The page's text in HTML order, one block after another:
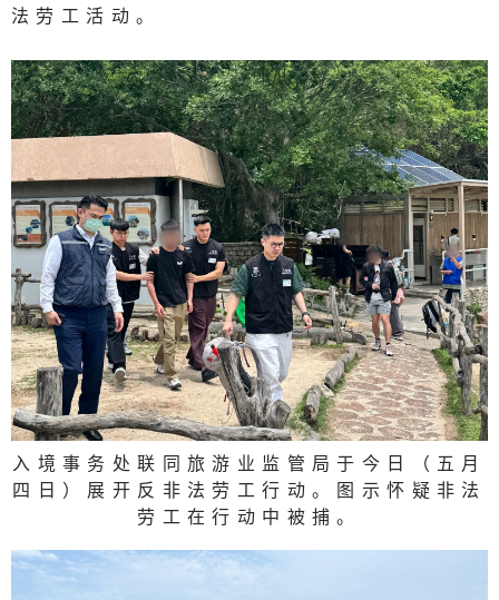
法劳工活动。
入境事务处联同旅游业监管局于今日（五月
四日）展开反非法劳工行动。图示怀疑非法
劳工在行动中被捕。